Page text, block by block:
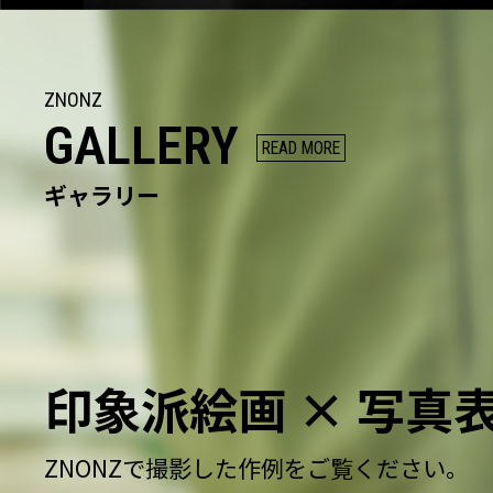
ZNONZ
GALLERY READ MORE
ギャラリー
印象派絵画 × 写真
ZNONZで撮影した作例をご覧ください。